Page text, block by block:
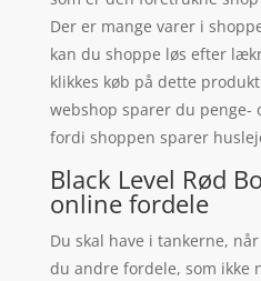
Der er mange varer i
kan du shoppe løs efter
klikkes køb på dette
webshop sparer du penge-
fordi shoppen sparer
Black Level Rød
online fordele
Du skal have i tankerne,
du andre fordele, som ikke